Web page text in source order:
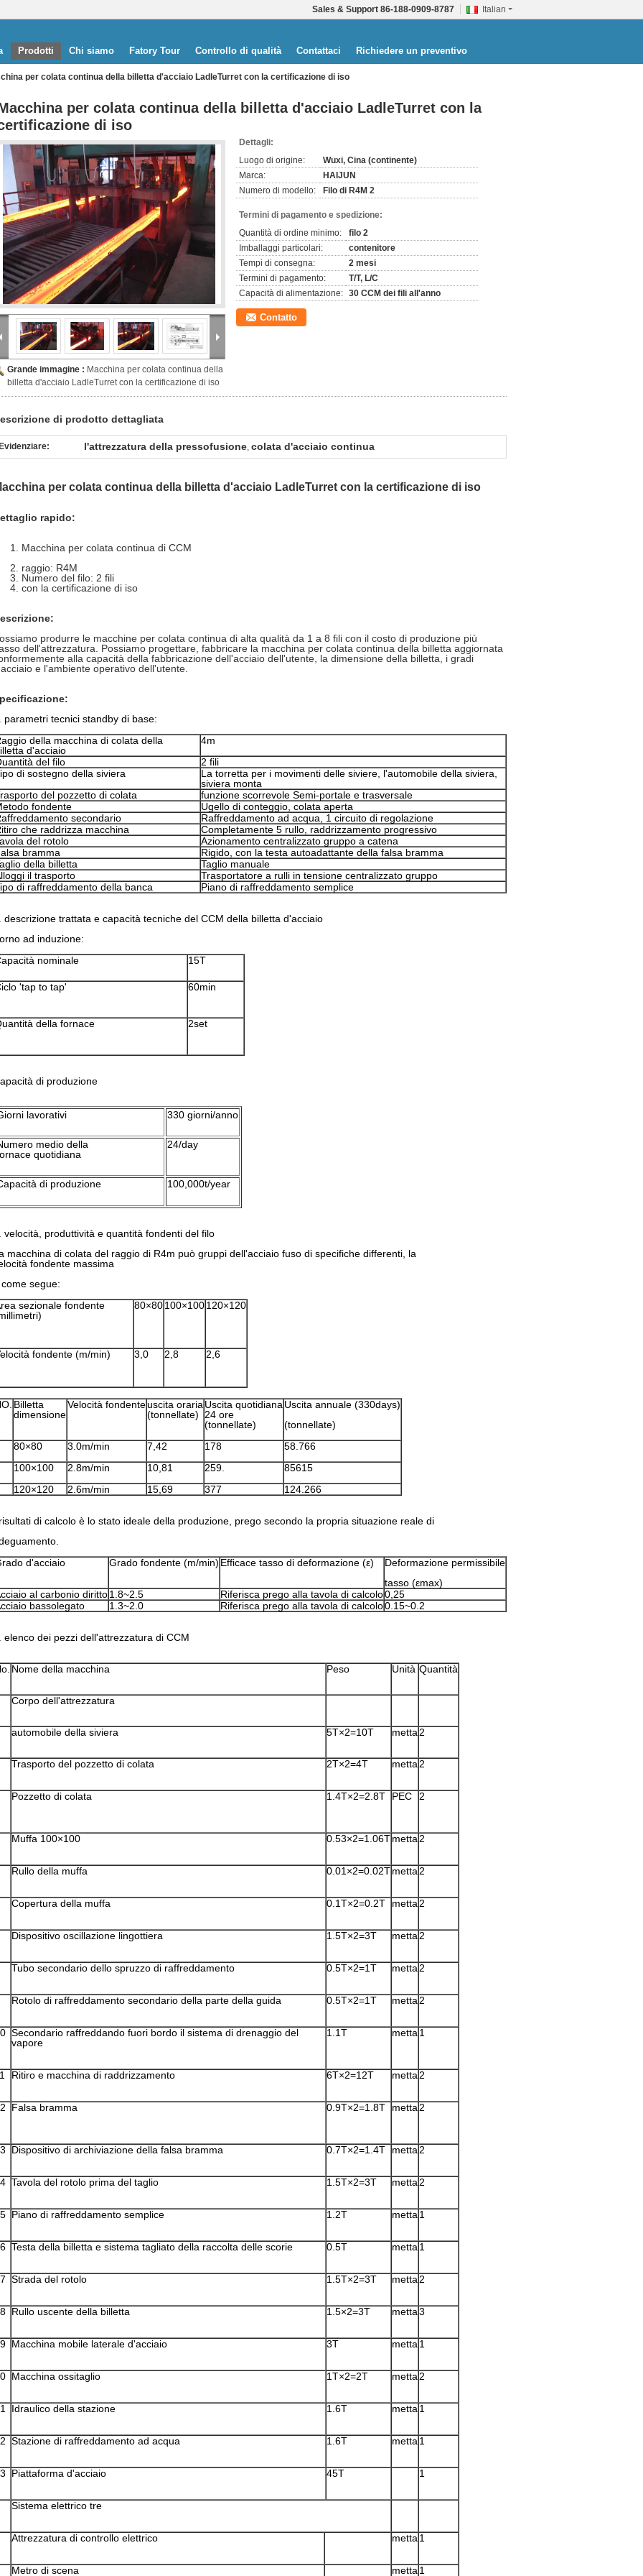
Italian
Sales & Support 86-188-0909-8787
Prodotti Chi siamo Fatory Tour Controllo di qualità Contattaci Richiedere un preventivo
per colata continua della billetta d'acciaio LadleTurret con la certificazione di iso
per colata continua della billetta d'acciaio LadleTurret con la
di iso
Grande immagine : Macchina per colata continua della
billetta d'acciaio LadleTurret con la certificazione di iso
Dettagli:
Luogo di origine:
Wuxi, Cina (continente)
Marca:
HAIJUN
Numero di modello:
Filo di R4M 2
Termini di pagamento e spedizione:
Quantità di ordine minimo:
filo 2
Imballaggi particolari:
contenitore
Tempi di consegna:
2 mesi
Termini di pagamento:
T/T, L/C
Capacità di alimentazione: 30 CCM dei fili all'anno
Contatto
di prodotto dettagliata
Evidenziare: l'attrezzatura della pressofusione, colata d'acciaio continua
per colata continua della billetta d'acciaio LadleTurret con la certificazione di iso
rapido:
Macchina per colata continua di CCM
raggio: R4M
Numero del filo: 2 fili
con la certificazione di iso
produrre le macchine per colata continua di alta qualità da 1 a 8 fili con il costo di produzione più
dell'attrezzatura. Possiamo progettare, fabbricare la macchina per colata continua della billetta aggiornata
alla capacità della fabbricazione dell'acciaio dell'utente, la dimensione della billetta, i gradi
e l'ambiente operativo dell'utente.
parametri tecnici standby di base:
della macchina di colata della
d'acciaio
4m
del filo
2 fili
di sostegno della siviera
La torretta per i movimenti delle siviere, l'automobile della siviera,
siviera monta
del pozzetto di colata
funzione scorrevole Semi-portale e trasversale
fondente
Ugello di conteggio, colata aperta
secondario
Raffreddamento ad acqua, 1 circuito di regolazione
che raddrizza macchina
Completamente 5 rullo, raddrizzamento progressivo
del rotolo
Azionamento centralizzato gruppo a catena
bramma
Rigido, con la testa autoadattante della falsa bramma
della billetta
Taglio manuale
il trasporto
Trasportatore a rulli in tensione centralizzato gruppo
di raffreddamento della banca
Piano di raffreddamento semplice
descrizione trattata e capacità tecniche del CCM della billetta d'acciaio
ad induzione:
nominale
15T
'tap to tap' 60min
della fornace 2set
di produzione
lavorativi 330 giorni/anno
medio della
quotidiana
24/day
di produzione 100,000t/year
velocità, produttività e quantità fondenti del filo
macchina di colata del raggio di R4m può gruppi dell'acciaio fuso di specifiche differenti, la
fondente massima
segue:
sezionale fondente
80×80100×100120×120
fondente (m/min) 3,0 2,8 2,6
Billetta
dimensione
Velocità fondenteuscita oraria
(tonnellate)
Uscita quotidiana
24 ore
(tonnellate)
Uscita annuale (330days)
(tonnellate)
80×80 3.0m/min 7,42 178
58.766
100×100 2.8m/min 10,81 259.
85615
120×120 2.6m/min 15,69 377 124.266
di calcolo è lo stato ideale della produzione, prego secondo la propria situazione reale di
d'acciaio
Grado fondente (m/min) Efficace tasso di deformazione (ε)
Deformazione permissibile
tasso (εmax)
al carbonio diritto1.8~2.5 Riferisca prego alla tavola di calcolo0,25
bassolegato
1.3~2.0 Riferisca prego alla tavola di calcolo0.15~0.2
elenco dei pezzi dell'attrezzatura di CCM
Nome della macchina Peso Unità Quantità
Corpo dell'attrezzatura
automobile della siviera 5T×2=10T metta 2
Trasporto del pozzetto di colata 2T×2=4T metta 2
Pozzetto di colata 1.4T×2=2.8T PEC 2
Muffa 100×100 0.53×2=1.06Tmetta 2
Rullo della muffa 0.01×2=0.02Tmetta 2
Copertura della muffa 0.1T×2=0.2T metta 2
Dispositivo oscillazione lingottiera 1.5T×2=3T metta 2
Tubo secondario dello spruzzo di raffreddamento 0.5T×2=1T metta 2
Rotolo di raffreddamento secondario della parte della guida 0.5T×2=1T metta 2
Secondario raffreddando fuori bordo il sistema di drenaggio del
vapore
1.1T metta 1
Ritiro e macchina di raddrizzamento 6T×2=12T metta 2
Falsa bramma 0.9T×2=1.8T metta 2
Dispositivo di archiviazione della falsa bramma 0.7T×2=1.4T metta 2
Tavola del rotolo prima del taglio 1.5T×2=3T metta 2
Piano di raffreddamento semplice 1.2T metta 1
Testa della billetta e sistema tagliato della raccolta delle scorie 0.5T metta 1
Strada del rotolo 1.5T×2=3T metta 2
Rullo uscente della billetta 1.5×2=3T metta3
Macchina mobile laterale d'acciaio 3T metta 1
Macchina ossitaglio 1T×2=2T metta 2
Idraulico della stazione 1.6T metta 1
Stazione di raffreddamento ad acqua 1.6T metta 1
Piattaforma d'acciaio 45T 1
Sistema elettrico tre
Attrezzatura di controllo elettrico metta 1
Metro di scena metta 1